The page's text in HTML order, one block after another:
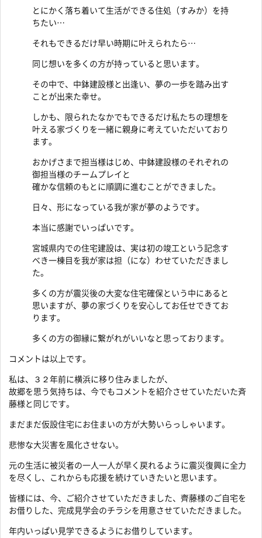
とにかく落ち着いて生活ができる住処（すみか）を持
ちたい…
それもできるだけ早い時期に叶えられたら…
同じ想いを多くの方が持っていると思います。
その中で、中鉢建設様と出逢い、夢の一歩を踏み出す
ことが出来た幸せ。
しかも、限られたなかでもできるだけ私たちの理想を
叶える家づくりを一緒に親身に考えていただいており
ます。
おかげさまで担当様はじめ、中鉢建設様のそれぞれの
御担当様のチームプレイと
確かな信頼のもとに順調に進むことができました。
日々、形になっている我が家が夢のようです。
本当に感謝でいっぱいです。
宮城県内での住宅建設は、実は初の竣工という記念す
べき一棟目を我が家は担（にな）わせていただきまし
た。
多くの方が震災後の大変な住宅確保という中にあると
思いますが、夢の家づくりを安心してお任せできてお
ります。
多くの方の御縁に繋がれがいいなと思っております。
コメントは以上です。
私は、３２年前に横浜に移り住みましたが、
故郷を思う気持ちは、今でもコメントを紹介させていただいた斉
藤様と同じです。
まだまだ仮設住宅にお住まいの方が大勢いらっしゃいます。
悲惨な大災害を風化させない。
元の生活に被災者の一人一人が早く戻れるように震災復興に全力
を尽くし、これからも応援を続けていきたいと思います。
皆様には、今、ご紹介させていただきました、齊藤様のご自宅を
お借りした、完成見学会のチラシを用意させていただきました。
年内いっぱい見学できるようにお借りしています。